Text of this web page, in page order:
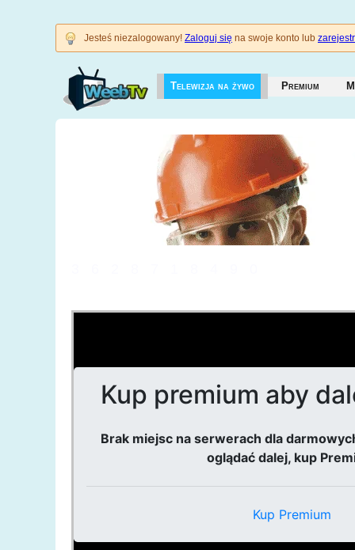
Jesteś niezalogowany! Zaloguj się na swoje konto lub
Telewizja na żywo Premium